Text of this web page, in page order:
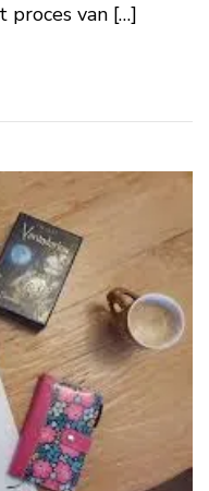
proces van […]